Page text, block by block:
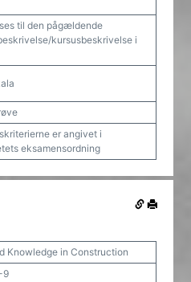
til den pågældende
kursusbeskrivelse i
er angivet i
eksamensordning
Knowledge in Construction
9